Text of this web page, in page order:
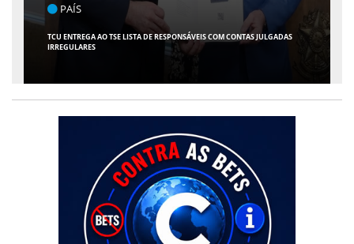
PAÍS
TCU ENTREGA AO TSE LISTA DE RESPONSÁVEIS COM CONTAS JULGADAS
IRREGULARES